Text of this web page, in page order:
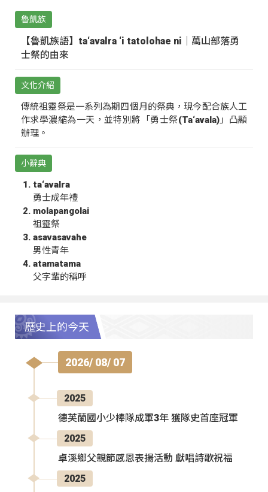
魯凱族
【魯凱族語】ta‘avalra ‘i tatolohae ni｜萬山部落勇
士祭的由來
文化介紹
傳統祖靈祭是一系列為期四個月的祭典，現今配合族人工
作求學濃縮為一天，並特別將「勇士祭(Ta‘avala)」凸顯
辦理。
小辭典
ta‘avalra
勇士成年禮
molapangolai
祖靈祭
asavasavahe
男性青年
atamatama
父字輩的稱呼
歷史上的今天
2026/ 08/ 07
2025
德芙蘭國小少棒隊成軍3年 獲隊史首座冠軍
2025
卓溪鄉父親節感恩表揚活動 獻唱詩歌祝福
2025